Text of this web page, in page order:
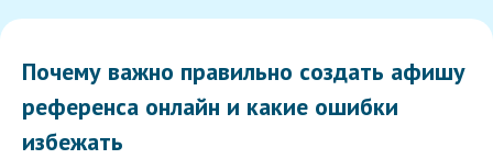
Почему важно правильно создать афишу
референса онлайн и какие ошибки
избежать